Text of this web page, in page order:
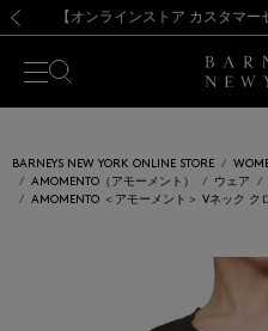
【夏季休業に伴う出荷一
熊本県を中心とした地震の影
【開催中】SUMMER
【夏季休業に伴う出荷一
BARNEYS NEW YORK ONLINE STORE
AMOMENTO（アモーメント）
ウェア
AMOMENTO ＜アモーメント＞ Vネック ク